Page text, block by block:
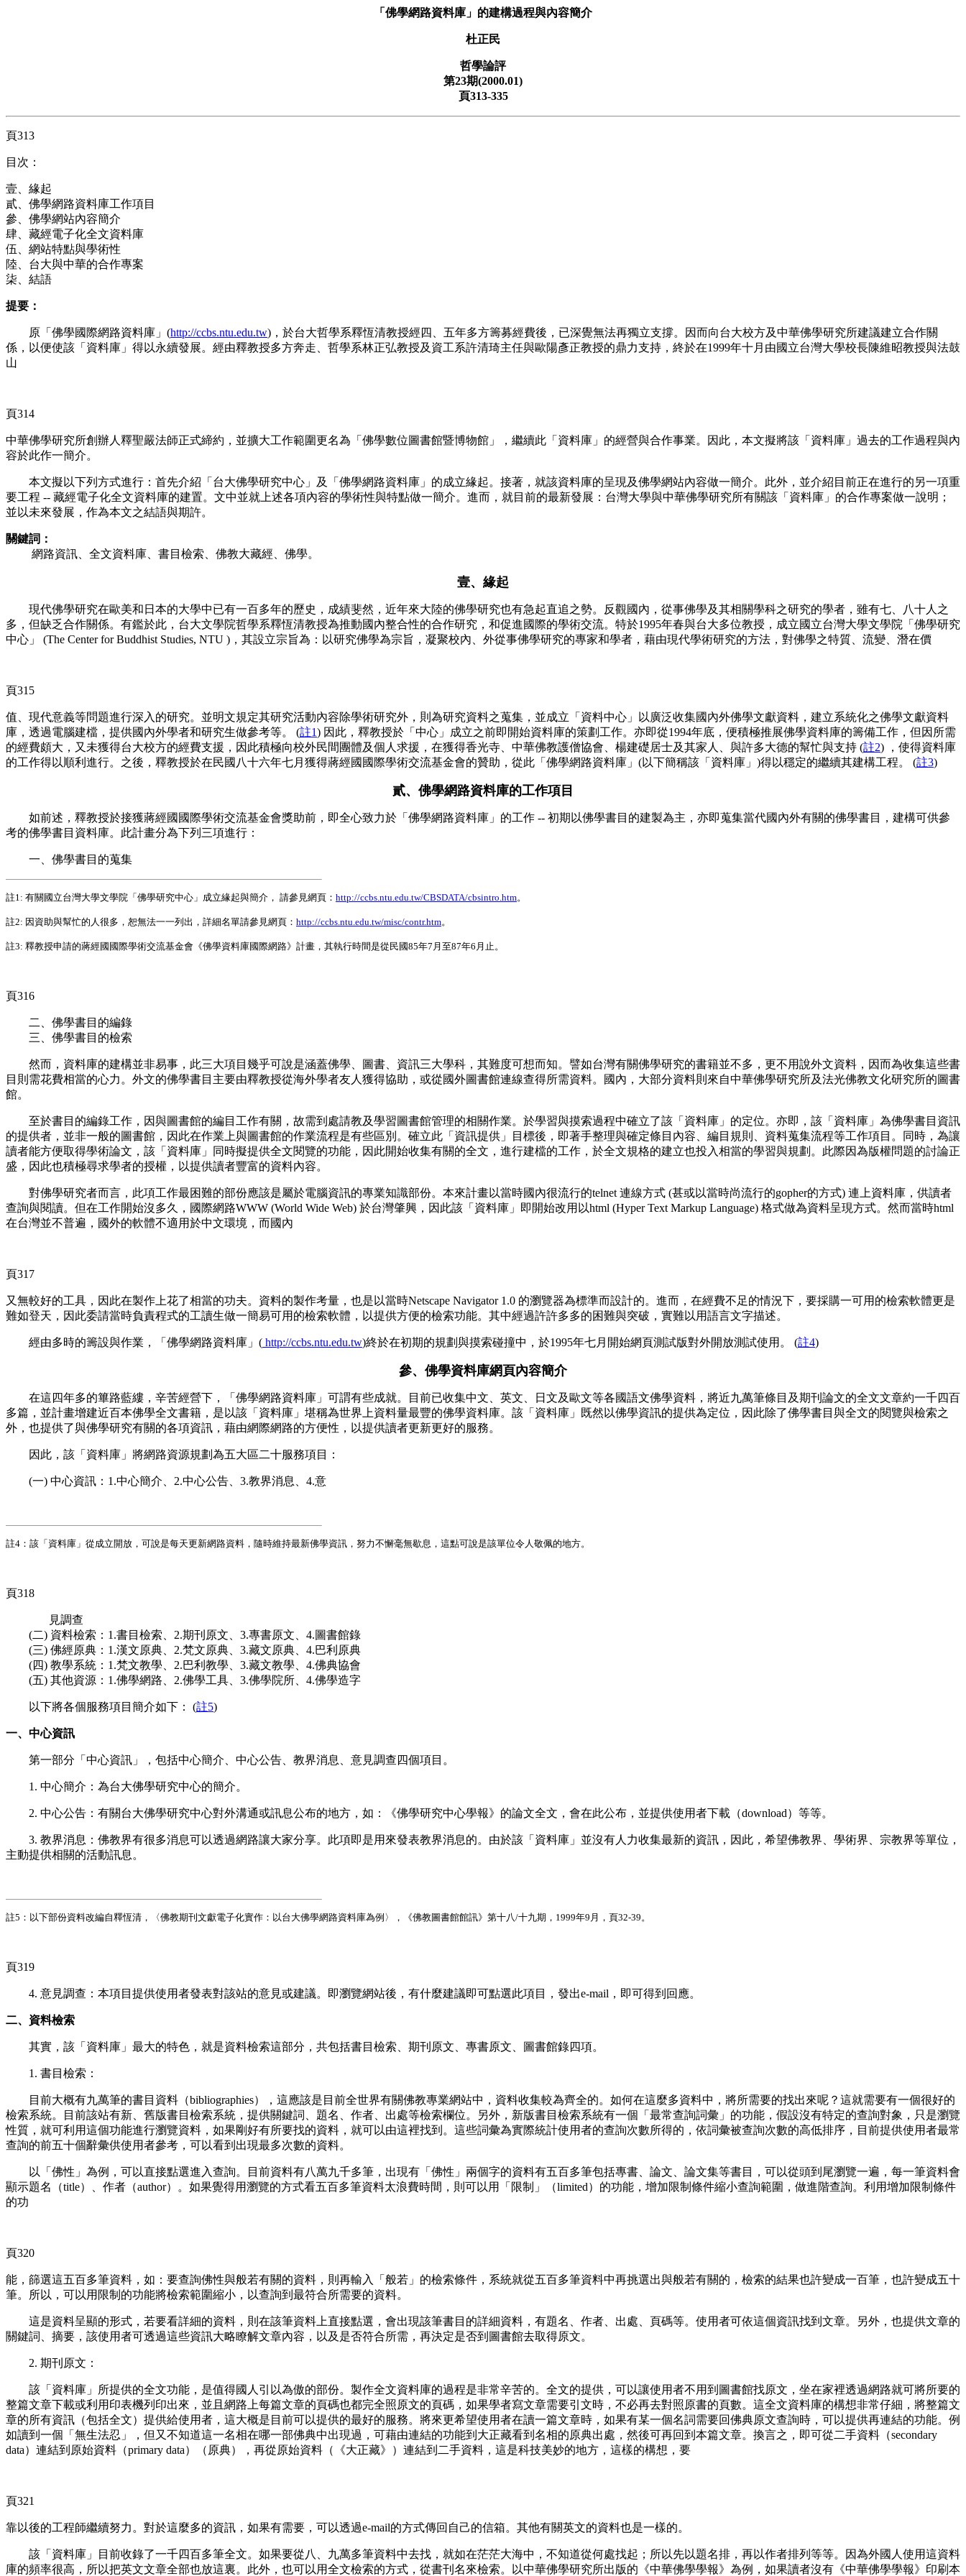
「佛學網路資料庫」的建構過程與內容簡介
杜正民
哲學論評
第23期(2000.01)
頁313-335
頁313
目次：
壹、緣起
貳、佛學網路資料庫工作項目
參、佛學網站內容簡介
肆、藏經電子化全文資料庫
伍、網站特點與學術性
陸、台大與中華的合作專案
柒、結語
提要：
原「佛學國際網路資料庫」(http://ccbs.ntu.edu.tw)，於台大哲學系釋恆清教授經四、五年多方籌募經費後，已深覺無法再獨立支撐。因而向台大校方及中華佛學研究所建議建立合作關
係，以便使該「資料庫」得以永續發展。經由釋教授多方奔走、哲學系林正弘教授及資工系許清琦主任與歐陽彥正教授的鼎力支持，終於在1999年十月由國立台灣大學校長陳維昭教授與法鼓
山
頁314
中華佛學研究所創辦人釋聖嚴法師正式締約，並擴大工作範圍更名為「佛學數位圖書館暨博物館」，繼續此「資料庫」的經營與合作事業。因此，本文擬將該「資料庫」過去的工作過程與內
容於此作一簡介。
本文擬以下列方式進行：首先介紹「台大佛學研究中心」及「佛學網路資料庫」的成立緣起。接著，就該資料庫的呈現及佛學網站內容做一簡介。此外，並介紹目前正在進行的另一項重
要工程 -- 藏經電子化全文資料庫的建置。文中並就上述各項內容的學術性與特點做一簡介。進而，就目前的最新發展：台灣大學與中華佛學研究所有關該「資料庫」的合作專案做一說明；
並以未來發展，作為本文之結語與期許。
關鍵詞：
網路資訊、全文資料庫、書目檢索、佛教大藏經、佛學。
壹、緣起
現代佛學研究在歐美和日本的大學中已有一百多年的歷史，成績斐然，近年來大陸的佛學研究也有急起直追之勢。反觀國內，從事佛學及其相關學科之研究的學者，雖有七、八十人之
多，但缺乏合作關係。有鑑於此，台大文學院哲學系釋恆清教授為推動國內整合性的合作研究，和促進國際的學術交流。特於1995年春與台大多位教授，成立國立台灣大學文學院「佛學研究
中心」 (The Center for Buddhist Studies, NTU )，其設立宗旨為：以研究佛學為宗旨，凝聚校內、外從事佛學研究的專家和學者，藉由現代學術研究的方法，對佛學之特質、流變、潛在價
頁315
值、現代意義等問題進行深入的研究。並明文規定其研究活動內容除學術研究外，則為研究資料之蒐集，並成立「資料中心」以廣泛收集國內外佛學文獻資料，建立系統化之佛學文獻資料
庫，透過電腦建檔，提供國內外學者和研究生做參考等。 (註1) 因此，釋教授於「中心」成立之前即開始資料庫的策劃工作。亦即從1994年底，便積極推展佛學資料庫的籌備工作，但因所需
的經費頗大，又未獲得台大校方的經費支援，因此積極向校外民間團體及個人求援，在獲得香光寺、中華佛教護僧協會、楊建礎居士及其家人、與許多大德的幫忙與支持 (註2) ，使得資料庫
的工作得以順利進行。之後，釋教授於在民國八十六年七月獲得蔣經國國際學術交流基金會的贊助，從此「佛學網路資料庫」(以下簡稱該「資料庫」)得以穩定的繼續其建構工程。 (註3)
貳、佛學網路資料庫的工作項目
如前述，釋教授於接獲蔣經國國際學術交流基金會獎助前，即全心致力於「佛學網路資料庫」的工作 -- 初期以佛學書目的建製為主，亦即蒐集當代國內外有關的佛學書目，建構可供參
考的佛學書目資料庫。此計畫分為下列三項進行：
一、佛學書目的蒐集
註1: 有關國立台灣大學文學院「佛學研究中心」成立緣起與簡介， 請參見網頁： http://ccbs.ntu.edu.tw/CBSDATA/cbsintro.htm。
註2: 因資助與幫忙的人很多，恕無法一一列出，詳細名單請參見網頁： http://ccbs.ntu.edu.tw/misc/contr.htm。
註3: 釋教授申請的蔣經國國際學術交流基金會《佛學資料庫國際網路》計畫，其執行時間是從民國85年7月至87年6月止。
頁316
二、佛學書目的編錄
三、佛學書目的檢索
然而，資料庫的建構並非易事，此三大項目幾乎可說是涵蓋佛學、圖書、資訊三大學科，其難度可想而知。譬如台灣有關佛學研究的書籍並不多，更不用說外文資料，因而為收集這些書
目則需花費相當的心力。外文的佛學書目主要由釋教授從海外學者友人獲得協助，或從國外圖書館連線查得所需資料。國內，大部分資料則來自中華佛學研究所及法光佛教文化研究所的圖書
館。
至於書目的編錄工作，因與圖書館的編目工作有關，故需到處請教及學習圖書館管理的相關作業。於學習與摸索過程中確立了該「資料庫」的定位。亦即，該「資料庫」為佛學書目資訊
的提供者，並非一般的圖書館，因此在作業上與圖書館的作業流程是有些區別。確立此「資訊提供」目標後，即著手整理與確定條目內容、編目規則、資料蒐集流程等工作項目。同時，為讓
讀者能方便取得學術論文，該「資料庫」同時擬提供全文閱覽的功能，因此開始收集有關的全文，進行建檔的工作，於全文規格的建立也投入相當的學習與規劃。此際因為版權問題的討論正
盛，因此也積極尋求學者的授權，以提供讀者豐富的資料內容。
對佛學研究者而言，此項工作最困難的部份應該是屬於電腦資訊的專業知識部份。本來計畫以當時國內很流行的telnet 連線方式 (甚或以當時尚流行的gopher的方式) 連上資料庫，供讀者
查詢與閱讀。但在工作開始沒多久，國際網路WWW (World Wide Web) 於台灣肇興，因此該「資料庫」即開始改用以html (Hyper Text Markup Language) 格式做為資料呈現方式。然而當時html
在台灣並不普遍，國外的軟體不適用於中文環境，而國內
頁317
又無較好的工具，因此在製作上花了相當的功夫。資料的製作考量，也是以當時Netscape Navigator 1.0 的瀏覽器為標準而設計的。進而，在經費不足的情況下，要採購一可用的檢索軟體更是
難如登天，因此委請當時負責程式的工讀生做一簡易可用的檢索軟體，以提供方便的檢索功能。其中經過許許多多的困難與突破，實難以用語言文字描述。
經由多時的籌設與作業，「佛學網路資料庫」( http://ccbs.ntu.edu.tw)終於在初期的規劃與摸索碰撞中，於1995年七月開始網頁測試版對外開放測試使用。 (註4)
參、佛學資料庫網頁內容簡介
在這四年多的篳路藍縷，辛苦經營下，「佛學網路資料庫」可謂有些成就。目前已收集中文、英文、日文及歐文等各國語文佛學資料，將近九萬筆條目及期刊論文的全文文章約一千四百
多篇，並計畫增建近百本佛學全文書籍，是以該「資料庫」堪稱為世界上資料量最豐的佛學資料庫。該「資料庫」既然以佛學資訊的提供為定位，因此除了佛學書目與全文的閱覽與檢索之
外，也提供了與佛學研究有關的各項資訊，藉由網際網路的方便性，以提供讀者更新更好的服務。
因此，該「資料庫」將網路資源規劃為五大區二十服務項目：
(一) 中心資訊：1.中心簡介、2.中心公告、3.教界消息、4.意
註4 ：該「資料庫」從成立開放，可說是每天更新網路資料，隨時維持最新佛學資訊，努力不懈毫無歇息，這點可說是該單位令人敬佩的地方。
頁318
見調查
(二) 資料檢索：1.書目檢索、2.期刊原文、3.專書原文、4.圖書館錄
(三) 佛經原典：1.漢文原典、2.梵文原典、3.藏文原典、4.巴利原典
(四) 教學系統：1.梵文教學、2.巴利教學、3.藏文教學、4.佛典協會
(五) 其他資源：1.佛學網路、2.佛學工具、3.佛學院所、4.佛學造字
以下將各個服務項目簡介如下： (註5)
一、中心資訊
第一部分「中心資訊」，包括中心簡介、中心公告、教界消息、意見調查四個項目。
1. 中心簡介：為台大佛學研究中心的簡介。
2. 中心公告：有關台大佛學研究中心對外溝通或訊息公布的地方，如：《佛學研究中心學報》的論文全文，會在此公布，並提供使用者下載（download）等等。
3. 教界消息：佛教界有很多消息可以透過網路讓大家分享。此項即是用來發表教界消息的。由於該「資料庫」並沒有人力收集最新的資訊，因此，希望佛教界、學術界、宗教界等單位，
主動提供相關的活動訊息。
註5 ：以下部份資料改編自釋恆清，〈佛教期刊文獻電子化實作：以台大佛學網路資料庫為例〉，《佛教圖書館館訊》第十八/十九期，1999年9月，頁32-39。
頁319
4. 意見調查：本項目提供使用者發表對該站的意見或建議。即瀏覽網站後，有什麼建議即可點選此項目，發出e-mail，即可得到回應。
二、資料檢索
其實，該「資料庫」最大的特色，就是資料檢索這部分，共包括書目檢索、期刊原文、專書原文、圖書館錄四項。
1. 書目檢索：
目前大概有九萬筆的書目資料（bibliographies），這應該是目前全世界有關佛教專業網站中，資料收集較為齊全的。如何在這麼多資料中，將所需要的找出來呢？這就需要有一個很好的
檢索系統。目前該站有新、舊版書目檢索系統，提供關鍵詞、題名、作者、出處等檢索欄位。另外，新版書目檢索系統有一個「最常查詢詞彙」的功能，假設沒有特定的查詢對象，只是瀏覽
性質，就可利用這個功能進行瀏覽資料，如果剛好有所要找的資料，就可以由這裡找到。這些詞彙為實際統計使用者的查詢次數所得的，依詞彙被查詢次數的高低排序，目前提供使用者最常
查詢的前五十個辭彙供使用者參考，可以看到出現最多次數的資料。
以「佛性」為例，可以直接點選進入查詢。目前資料有八萬九千多筆，出現有「佛性」兩個字的資料有五百多筆包括專書、論文、論文集等書目，可以從頭到尾瀏覽一遍，每一筆資料會
顯示題名（title）、作者（author）。如果覺得用瀏覽的方式看五百多筆資料太浪費時間，則可以用「限制」（limited）的功能，增加限制條件縮小查詢範圍，做進階查詢。利用增加限制條件
的功
頁320
能，篩選這五百多筆資料，如：要查詢佛性與般若有關的資料，則再輸入「般若」的檢索條件，系統就從五百多筆資料中再挑選出與般若有關的，檢索的結果也許變成一百筆，也許變成五十
筆。所以，可以用限制的功能將檢索範圍縮小，以查詢到最符合所需要的資料。
這是資料呈顯的形式，若要看詳細的資料，則在該筆資料上直接點選，會出現該筆書目的詳細資料，有題名、作者、出處、頁碼等。使用者可依這個資訊找到文章。另外，也提供文章的
關鍵詞、摘要，該使用者可透過這些資訊大略瞭解文章內容，以及是否符合所需，再決定是否到圖書館去取得原文。
2. 期刊原文：
該「資料庫」所提供的全文功能，是值得國人引以為傲的部份。製作全文資料庫的過程是非常辛苦的。全文的提供，可以讓使用者不用到圖書館找原文，坐在家裡透過網路就可將所要的
整篇文章下載或利用印表機列印出來，並且網路上每篇文章的頁碼也都完全照原文的頁碼，如果學者寫文章需要引文時，不必再去對照原書的頁數。這全文資料庫的構想非常仔細，將整篇文
章的所有資訊（包括全文）提供給使用者，這大概是目前可以提供的最好的服務。將來更希望使用者在讀一篇文章時，如果有某一個名詞需要回佛典原文查詢時，可以提供再連結的功能。例
如讀到一個「無生法忍」，但又不知道這一名相在哪一部佛典中出現過，可藉由連結的功能到大正藏看到名相的原典出處，然後可再回到本篇文章。換言之，即可從二手資料（secondary
data）連結到原始資料（primary data）（原典），再從原始資料（《大正藏》）連結到二手資料，這是科技美妙的地方，這樣的構想，要
頁321
靠以後的工程師繼續努力。對於這麼多的資訊，如果有需要，可以透過e-mail的方式傳回自己的信箱。其他有關英文的資料也是一樣的。
該「資料庫」目前收錄了一千四百多筆全文。如果要從八、九萬多筆資料中去找，就如在茫茫大海中，不知道從何處找起；所以先以題名排，再以作者排列等等。因為外國人使用這資料
庫的頻率很高，所以把英文文章全部也放這裏。此外，也可以用全文檢索的方式，從書刊名來檢索。以中華佛學研究所出版的《中華佛學學報》為例，如果讀者沒有《中華佛學學報》印刷本